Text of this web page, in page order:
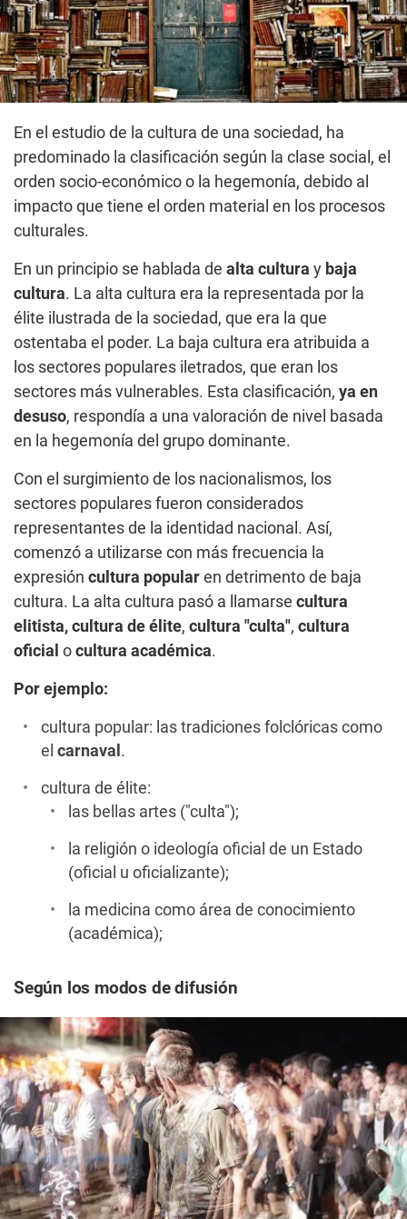
En el estudio de la cultura de una sociedad, ha
predominado la clasificación según la clase social, el
orden socio-económico o la hegemonía, debido al
impacto que tiene el orden material en los procesos
culturales.
En un principio se hablada de alta cultura y baja
cultura. La alta cultura era la representada por la
élite ilustrada de la sociedad, que era la que
ostentaba el poder. La baja cultura era atribuida a
los sectores populares iletrados, que eran los
sectores más vulnerables. Esta clasificación, ya en
desuso, respondía a una valoración de nivel basada
en la hegemonía del grupo dominante.
Con el surgimiento de los nacionalismos, los
sectores populares fueron considerados
representantes de la identidad nacional. Así,
comenzó a utilizarse con más frecuencia la
expresión cultura popular en detrimento de baja
cultura. La alta cultura pasó a llamarse cultura
elitista, cultura de élite, cultura "culta", cultura
oficial o cultura académica.
Por ejemplo:
cultura popular: las tradiciones folclóricas como
el carnaval .
cultura de élite:
las bellas artes ("culta");
la religión o ideología oficial de un Estado
(oficial u oficializante);
la medicina como área de conocimiento
(académica);
Según los modos de difusión